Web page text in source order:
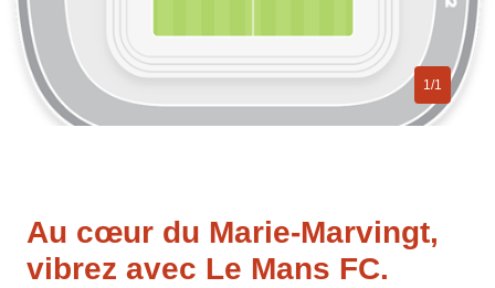
1/1
Au cœur du Marie-Marvingt,
vibrez avec Le Mans FC.